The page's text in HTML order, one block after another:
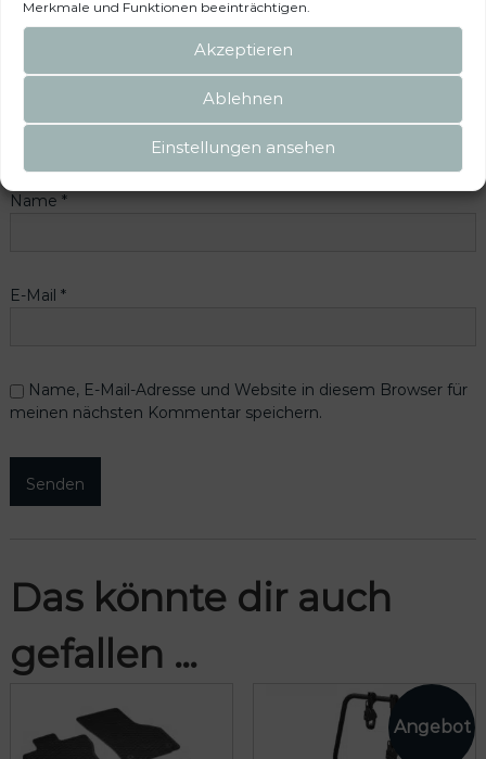
Merkmale und Funktionen beeinträchtigen.
Akzeptieren
Ablehnen
Einstellungen ansehen
Name *
E-Mail *
Name, E-Mail-Adresse und Website in diesem Browser für
meinen nächsten Kommentar speichern.
Das könnte dir auch
gefallen …